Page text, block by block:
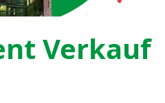
Verkauf